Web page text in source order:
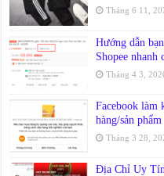
Tháng 6 11,
Hướng dẫn
Shopee nhanh
Tháng 4 3,
Facebook làm
hàng/sản phẩm
Tháng 3 28,
Địa Chỉ Uy